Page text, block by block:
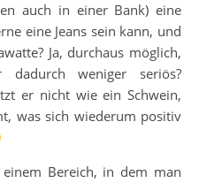
auch in einer Bank) eine
eine Jeans sein kann, und
Ja, durchaus möglich,
weniger seriös?
er nicht wie ein Schwein,
was sich wiederum positiv
Bereich, in dem man